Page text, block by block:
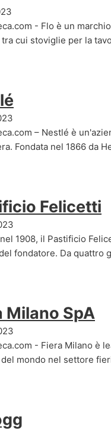
- Flo è un
cui stoviglie per la
– Nestlé è
Fondata nel 1866 da
Felicetti
1908, il Pastificio
fondatore. Da quattro
Milano SpA
- Fiera Milano è
mondo nel settore